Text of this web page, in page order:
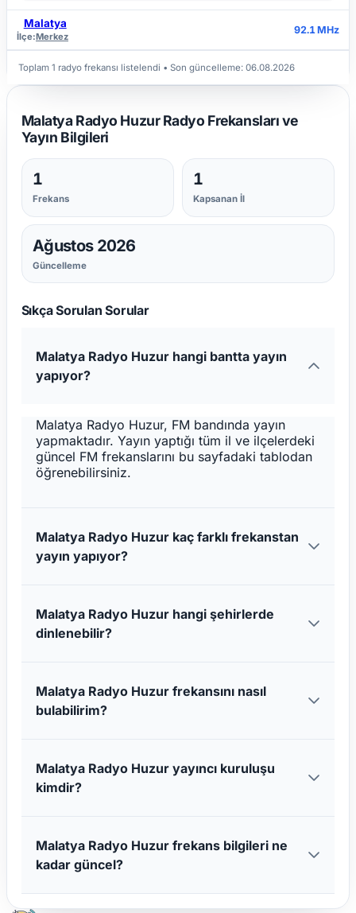
İL
Malatya
İlçe:Merkez
92.1 MHz
Toplam 1 radyo frekansı listelendi • Son güncelleme:06.08.2026
Malatya Radyo Huzur Radyo Frekansları ve
Yayın Bilgileri
1
Frekans
1
Kapsanan İl
Ağustos 2026
Güncelleme
Sıkça Sorulan Sorular
Malatya Radyo Huzur hangi bantta yayın
yapıyor?
Malatya Radyo Huzur, FM bandında yayın
yapmaktadır. Yayın yaptığı tüm il ve ilçelerdeki
güncel FM frekanslarını bu sayfadaki tablodan
öğrenebilirsiniz.
Malatya Radyo Huzur kaç farklı frekanstan
yayın yapıyor?
Malatya Radyo Huzur hangi şehirlerde
dinlenebilir?
Malatya Radyo Huzur frekansını nasıl
bulabilirim?
Malatya Radyo Huzur yayıncı kuruluşu
kimdir?
Malatya Radyo Huzur frekans bilgileri ne
kadar güncel?